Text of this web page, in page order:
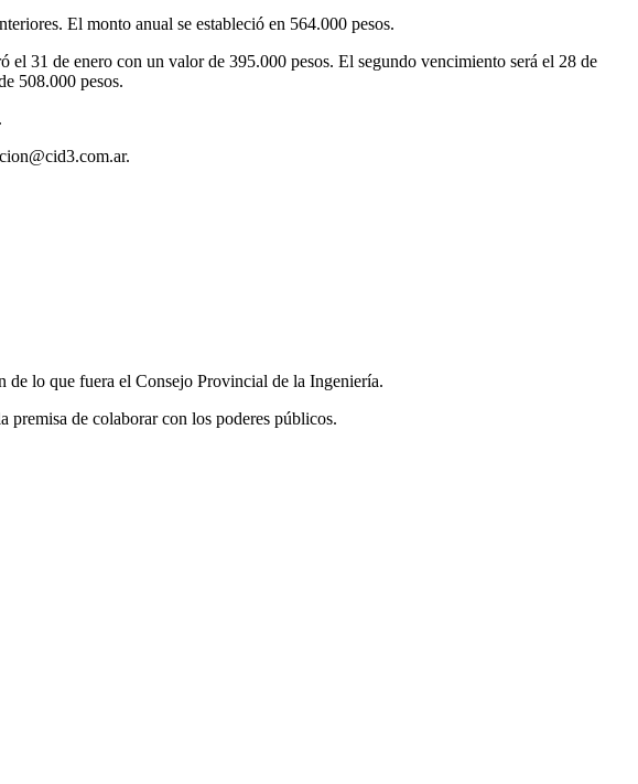
El monto anual se estableció en 564.000 pesos.
31 de enero con un valor de 395.000 pesos. El segundo vencimiento será el 28 de
508.000 pesos.
lo que fuera el Consejo Provincial de la Ingeniería.
premisa de colaborar con los poderes públicos.